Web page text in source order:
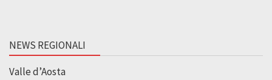
NEWS REGIONALI
Valle d’Aosta